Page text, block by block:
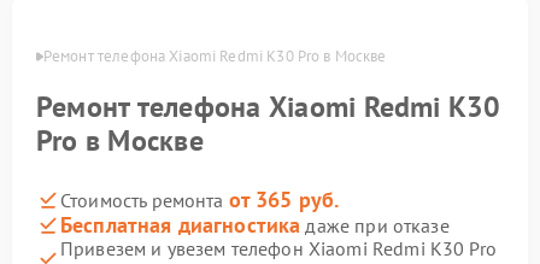
Ремонт телефона Xiaomi Redmi K30 Pro в Москве
Ремонт телефона Xiaomi Redmi K30
Pro в Москве
Стоимость ремонта от 365 руб.
Бесплатная диагностика даже при отказе
Привезем и увезем телефон Xiaomi Redmi K30 Pro